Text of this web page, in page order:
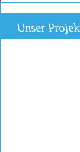
Unser